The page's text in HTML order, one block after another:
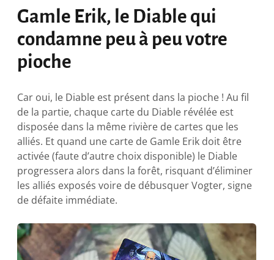
Gamle Erik, le Diable qui
condamne peu à peu votre
pioche
Car oui, le Diable est présent dans la pioche ! Au fil
de la partie, chaque carte du Diable révélée est
disposée dans la même rivière de cartes que les
alliés. Et quand une carte de Gamle Erik doit être
activée (faute d’autre choix disponible) le Diable
progressera alors dans la forêt, risquant d’éliminer
les alliés exposés voire de débusquer Vogter, signe
de défaite immédiate.